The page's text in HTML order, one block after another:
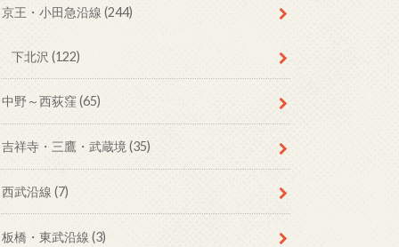
京王・小田急沿線 (244)
下北沢(122)
中野～西荻窪 (65)
吉祥寺・三鷹・武蔵境 (35)
西武沿線 (7)
板橋・東武沿線 (3)